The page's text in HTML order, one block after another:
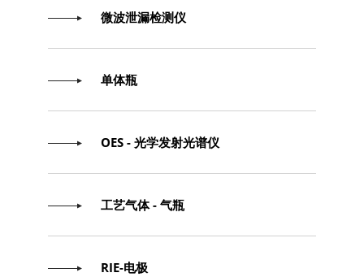
微波泄漏检测仪
单体瓶
OES - 光学发射光谱仪
工艺气体 - 气瓶
RIE-电极